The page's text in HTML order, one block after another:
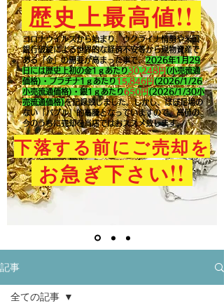
歴史上最高値!!
コロナウイルスから始まり、ウクライナ情勢や米国
銀行破綻による世界的な経済不安等から現物資産で
ある「金」の需要が高まった事で、2026年1月29
日には歴史上初の金1ｇあたり30,248円 (小売流通
価格)・プラチナ1ｇあたり15,846円 (2026/1/26
小売流通価格)・銀1ｇあたり650円 (2026/1/30小
売流通価格)を記録致しました。​しかし、ほぼ足場の
ない「バブル」的高騰となっていますので、高値の
今のうちに売却を当店ではおススメ致します。
下落する前にご売却を
お急ぎ下さい!!
記事
全ての記事